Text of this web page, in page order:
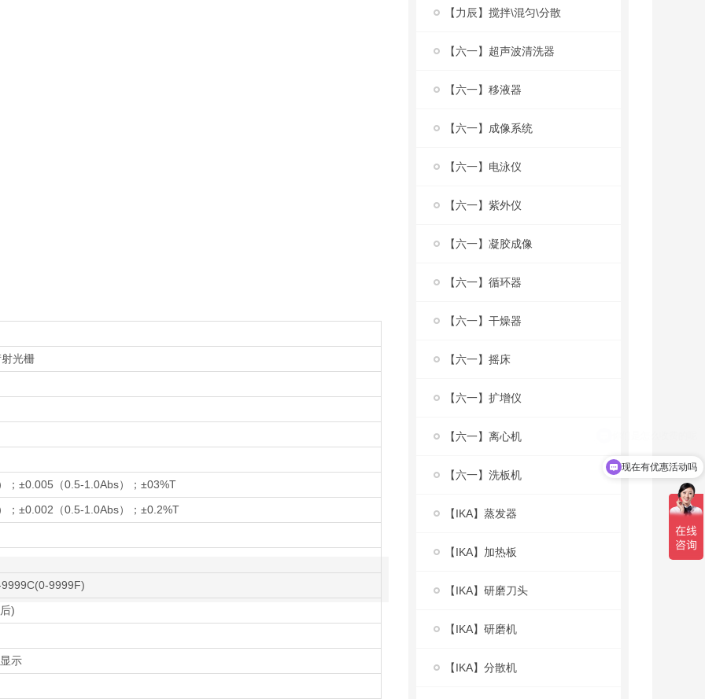
光栅
；±0.005（0.5-1.0Abs）；±03%T
；±0.002（0.5-1.0Abs）；±0.2%T
9999F)
)
示
【力辰】搅拌\混匀\分散
【六一】超声波清洗器
【六一】移液器
【六一】成像系统
【六一】电泳仪
【六一】紫外仪
【六一】凝胶成像
【六一】循环器
【六一】干燥器
【六一】摇床
【六一】扩增仪
【六一】离心机
【六一】洗板机
【IKA】蒸发器
【IKA】加热板
【IKA】研磨刀头
【IKA】研磨机
【IKA】分散机
现在有优惠活动吗